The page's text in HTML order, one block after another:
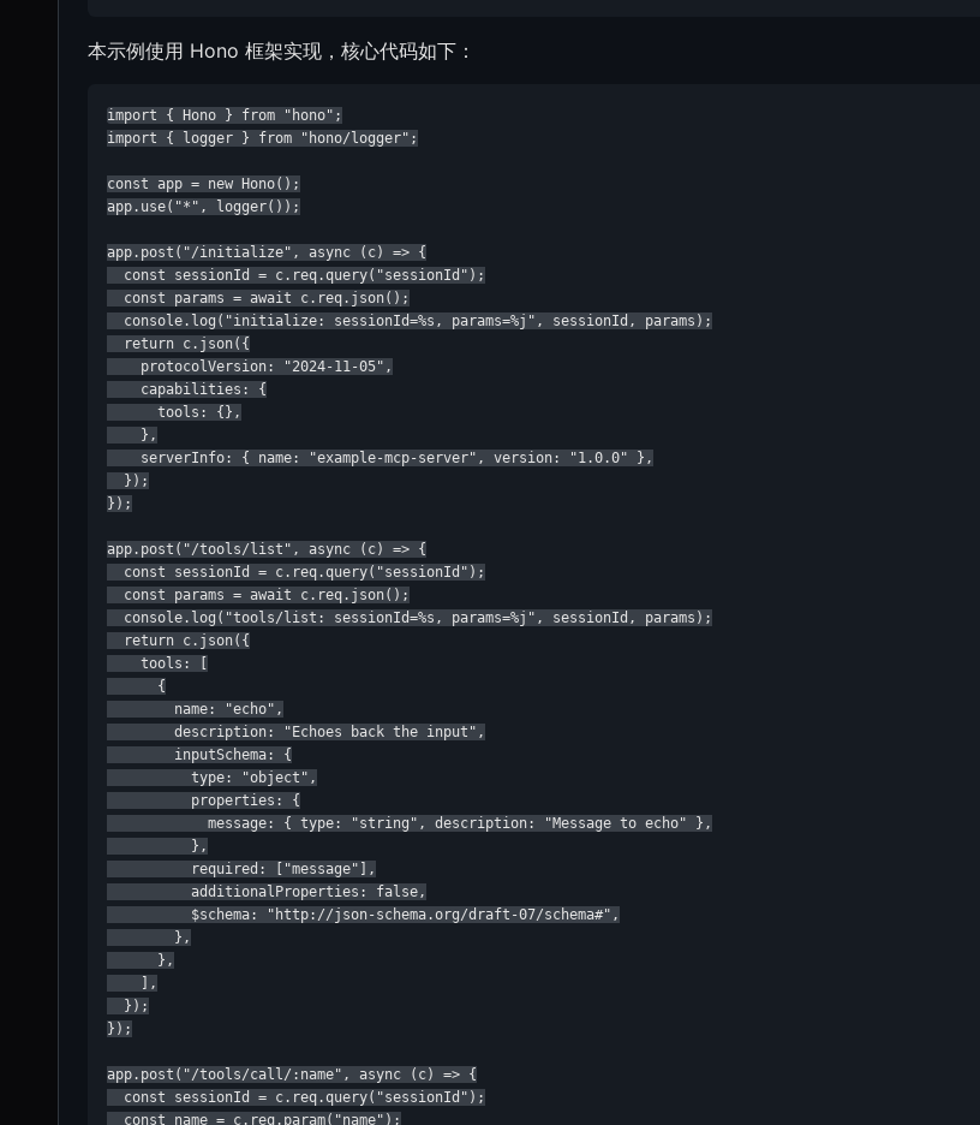
本示例使用 Hono 框架实现，核心代码如下：
import { Hono } from "hono";
import { logger } from "hono/logger";
const app = new Hono();
app.use("*", logger());
app.post("/initialize", async (c) => {
  const sessionId = c.req.query("sessionId");
  const params = await c.req.json();
  console.log("initialize: sessionId=%s, params=%j", sessionId, params);
  return c.json({
    protocolVersion: "2024-11-05",
    capabilities: {
      tools: {},
    },
    serverInfo: { name: "example-mcp-server", version: "1.0.0" },
  });
});
app.post("/tools/list", async (c) => {
  const sessionId = c.req.query("sessionId");
  const params = await c.req.json();
  console.log("tools/list: sessionId=%s, params=%j", sessionId, params);
  return c.json({
    tools: [
      {
        name: "echo",
        description: "Echoes back the input",
        inputSchema: {
          type: "object",
          properties: {
            message: { type: "string", description: "Message to echo" },
          },
          required: ["message"],
          additionalProperties: false,
          $schema: "http://json-schema.org/draft-07/schema#",
        },
      },
    ],
  });
});
app.post("/tools/call/:name", async (c) => {
  const sessionId = c.req.query("sessionId");
  const name = c.req.param("name");